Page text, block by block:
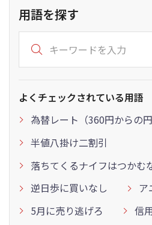
用語を探す
よくチェックされている用語
為替レート（360円からの円
半値八掛け二割引
落ちてくるナイフはつかむ
逆日歩に買いなし
ア
5月に売り逃げろ
信